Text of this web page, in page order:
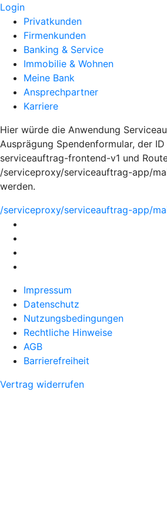
Login
Privatkunden
Firmenkunden
Banking & Service
Immobilie & Wohnen
Meine Bank
Ansprechpartner
Karriere
Hier würde die Anwendung
Ausprägung Spendenformular, der ID
serviceauftrag-frontend-v1 und
/serviceproxy/serviceauftrag-app/
werden.
/serviceproxy/serviceauftrag-app/
Impressum
Datenschutz
Nutzungsbedingungen
Rechtliche Hinweise
AGB
Barrierefreiheit
Vertrag widerrufen